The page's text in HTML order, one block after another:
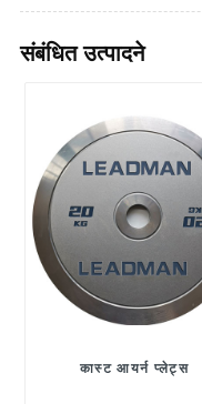
संबंधित उत्पादने
कास्ट आयर्न प्लेट्स